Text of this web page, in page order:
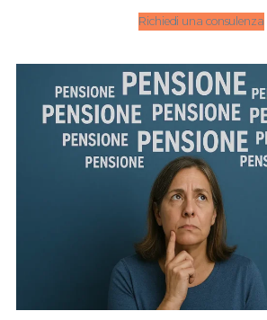
Richiedi una consulenza